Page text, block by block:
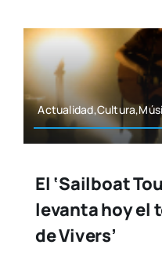
El ‘Sailboat
levanta hoy el
de Vivers’